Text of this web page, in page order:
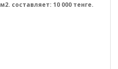
составляет: 10 000 тенге.